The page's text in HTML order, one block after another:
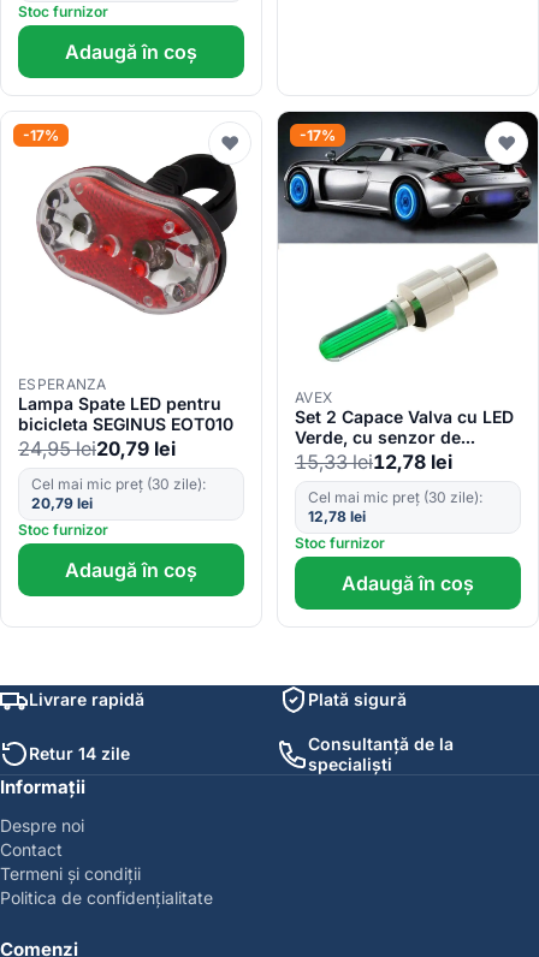
Stoc furnizor
Adaugă în coș
-17% ♥
ESPERANZA
Lampa Spate LED pentru
bicicleta SEGINUS EOT010
24,95lei20,79 lei
Cel mai mic preț (30 zile):
20,79 lei
Stoc furnizor
Adaugă în coș
-17% ♥
AVEX
Set 2 Capace Valva cu LED
Verde, cu senzor de
lumina si miscare
15,33lei12,78 lei
Cel mai mic preț (30 zile):
12,78 lei
Stoc furnizor
Adaugă în coș
Livrare rapidă Plată sigură
Retur 14 zile
Consultanță de la
specialiști
Informații
Despre noi
Contact
Termeni și condiții
Politica de confidențialitate
Comenzi